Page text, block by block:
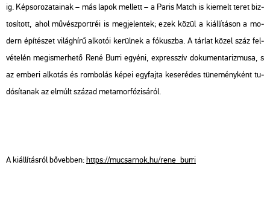
ig. Kép­so­ro­za­ta­i­nak – más lapok mel­lett – a Paris Match is ki­emelt teret biz­
to­sí­tott, ahol mű­vész­port­réi is meg­je­len­tek; ezek közül a ki­ál­lí­tá­son a mo­
dern épí­té­szet vi­lág­hí­rű al­ko­tói ke­rül­nek a fó­kusz­ba. A tár­lat közel száz fel­
vé­te­lén meg­is­mer­he­tő René Burri egyé­ni, exp­resszív do­ku­men­ta­riz­mu­sa, s
az em­be­ri al­ko­tás és rom­bo­lás képei egy­faj­ta ke­ser­édes tü­ne­mény­ként tu­
dó­sí­ta­nak az el­múlt szá­zad me­ta­mor­fó­zi­sá­ról.
A ki­ál­lí­tás­ról bő­veb­ben:https://​mu­csar­nok.​hu/​rene_​burri